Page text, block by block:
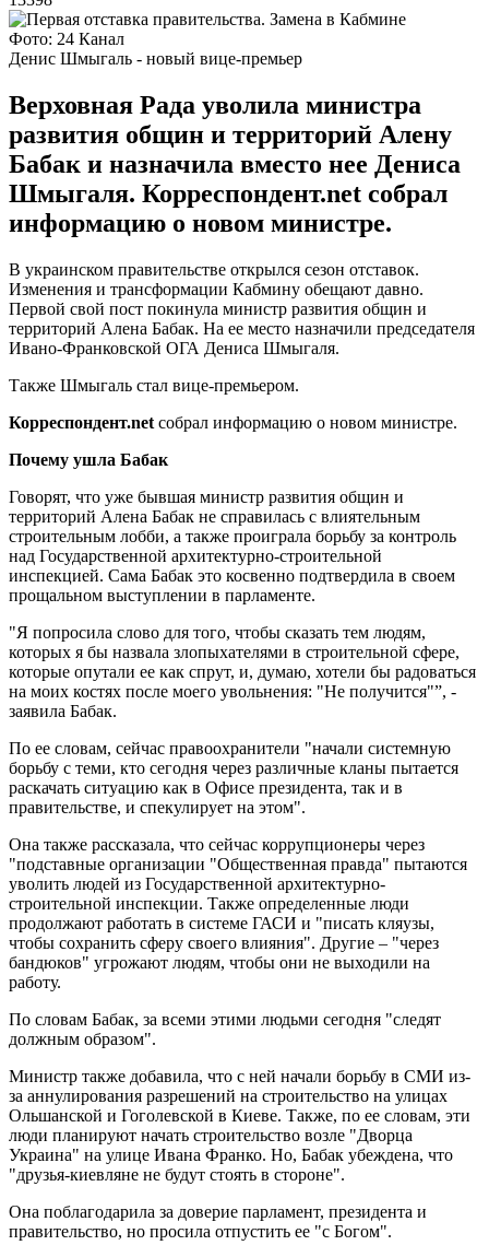
Фото: 24 Канал
Денис Шмыгаль - новый вице-премьер
Верховная Рада уволила министра
развития общин и территорий Алену
Бабак и назначила вместо нее Дениса
Шмыгаля. Корреспондент.net собрал
информацию о новом министре.
В украинском правительстве открылся сезон отставок.
Изменения и трансформации Кабмину обещают давно.
Первой свой пост покинула министр развития общин и
территорий Алена Бабак. На ее место назначили председателя
Ивано-Франковской ОГА Дениса Шмыгаля.
Также Шмыгаль стал вице-премьером.
Корреспондент.net собрал информацию о новом министре.
Почему ушла Бабак
Говорят, что уже бывшая министр развития общин и
территорий Алена Бабак не справилась с влиятельным
строительным лобби, а также проиграла борьбу за контроль
над Государственной архитектурно-строительной
инспекцией. Сама Бабак это косвенно подтвердила в своем
прощальном выступлении в парламенте.
"Я попросила слово для того, чтобы сказать тем людям,
которых я бы назвала злопыхателями в строительной сфере,
которые опутали ее как спрут, и, думаю, хотели бы радоваться
на моих костях после моего увольнения: "Не получится"”, -
заявила Бабак.
По ее словам, сейчас правоохранители "начали системную
борьбу с теми, кто сегодня через различные кланы пытается
раскачать ситуацию как в Офисе президента, так и в
правительстве, и спекулирует на этом".
Она также рассказала, что сейчас коррупционеры через
"подставные организации "Общественная правда" пытаются
уволить людей из Государственной архитектурно-
строительной инспекции. Также определенные люди
продолжают работать в системе ГАСИ и "писать кляузы,
чтобы сохранить сферу своего влияния". Другие – "через
бандюков" угрожают людям, чтобы они не выходили на
работу.
По словам Бабак, за всеми этими людьми сегодня "следят
должным образом".
Министр также добавила, что с ней начали борьбу в СМИ из-
за аннулирования разрешений на строительство на улицах
Ольшанской и Гоголевской в ​​Киеве. Также, по ее словам, эти
люди планируют начать строительство возле "Дворца
Украина" на улице Ивана Франко. Но, Бабак убеждена, что
"друзья-киевляне не будут стоять в стороне".
Она поблагодарила за доверие парламент, президента и
правительство, но просила отпустить ее "с Богом".